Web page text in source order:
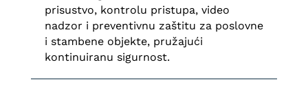
prisustvo, kontrolu pristupa, video
nadzor i preventivnu zaštitu za poslovne
i stambene objekte, pružajući
kontinuiranu sigurnost.